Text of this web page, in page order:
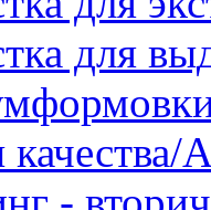
для